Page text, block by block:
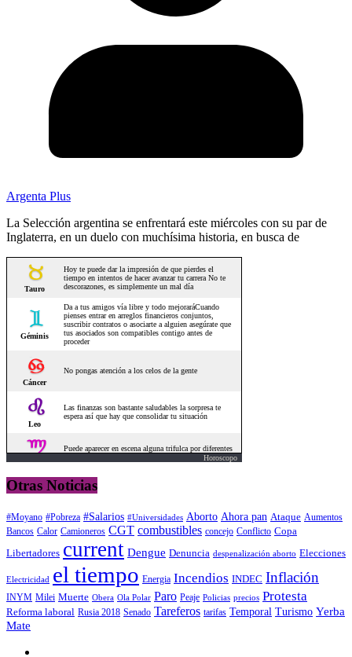
Argenta Plus
La Selección argentina se enfrentará este miércoles con su par de
Inglaterra, en un duelo con muchísima historia, en busca de
Horoscopo
Otras Noticias
#Moyano #Pobreza #Salarios #Universidades Aborto Ahora pan Ataque Aumentos
Bancos Calor Camioneros CGT combustibles concejo Conflicto Copa
Libertadores current Dengue Denuncia despenalización aborto Elecciones
Electricidad el tiempo Energia Incendios INDEC Inflación
INYM Milei Muerte Obera Ola Polar Paro Peaje Policias precios Protesta
Reforma laboral Rusia 2018 Senado Tareferos tarifas Temporal Turismo Yerba
Mate